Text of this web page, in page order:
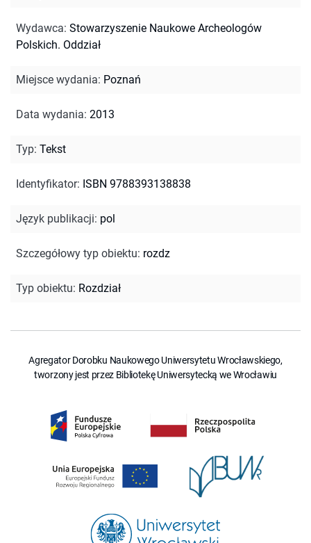
Wydawca: Stowarzyszenie Naukowe Archeologów
Polskich. Oddział
Miejsce wydania: Poznań
Data wydania: 2013
Typ: Tekst
Identyfikator: ISBN 9788393138838
Język publikacji: pol
Szczegółowy typ obiektu: rozdz
Typ obiektu: Rozdział
Agregator Dorobku Naukowego Uniwersytetu Wrocławskiego,
tworzony jest przez Bibliotekę Uniwersytecką we Wrocławiu